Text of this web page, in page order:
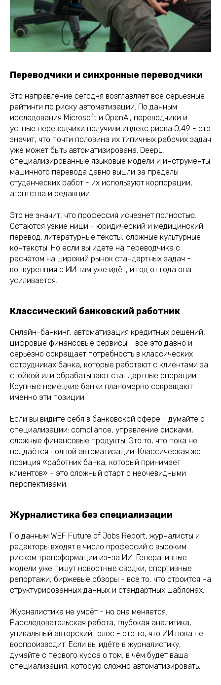
Переводчики и синхронные переводчики
Это направление сегодня возглавляет все серьёзные
рейтинги по риску автоматизации. По данным
исследования Microsoft и OpenAI, переводчики и
устные переводчики получили индекс риска 0,49 - это
значит, что почти половина их типичных рабочих задач
уже может быть автоматизирована. DeepL,
специализированные языковые модели и инструменты
машинного перевода давно вышли за пределы
студенческих работ - их используют корпорации,
агентства и редакции.
Это не значит, что профессия исчезнет полностью.
Остаются узкие ниши - юридический и медицинский
перевод, литературные тексты, сложные культурные
контексты. Но если вы идёте на переводчика с
расчётом на широкий рынок стандартных задач -
конкуренция с ИИ там уже идёт, и год от года она
усиливается.
Классический банковский работник
Онлайн-банкинг, автоматизация кредитных решений,
цифровые финансовые сервисы - всё это давно и
серьёзно сокращает потребность в классических
сотрудниках банка, которые работают с клиентами за
стойкой или обрабатывают стандартные операции.
Крупные немецкие банки планомерно сокращают
именно эти позиции.
Если вы видите себя в банковской сфере - думайте о
специализации: compliance, управление рисками,
сложные финансовые продукты. Это то, что пока не
поддаётся полной автоматизации. Классическая же
позиция «работник банка, который принимает
клиентов» - это сложный старт с неочевидными
перспективами.
Журналистика без специализации
По данным WEF Future of Jobs Report, журналисты и
редакторы входят в число профессий с высоким
риском трансформации из-за ИИ. Генеративные
модели уже пишут новостные сводки, спортивные
репортажи, биржевые обзоры - всё то, что строится на
структурированных данных и стандартных шаблонах.
Журналистика не умрёт - но она меняется.
Расследовательская работа, глубокая аналитика,
уникальный авторский голос - это то, что ИИ пока не
воспроизводит. Если вы идёте в журналистику,
думайте с первого курса о том, в чём будет ваша
специализация, которую сложно автоматизировать.